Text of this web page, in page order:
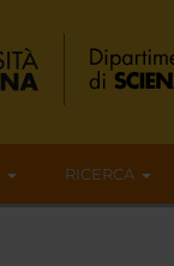
RICERCA